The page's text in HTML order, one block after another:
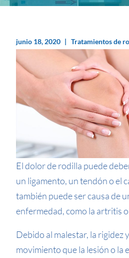
junio 18, 2020 Tratamientos de
El dolor de rodilla puede
un ligamento, un tendón o el
también puede ser causa de
enfermedad, como la artritis
Debido al malestar, la rigidez
movimiento que la lesión o la